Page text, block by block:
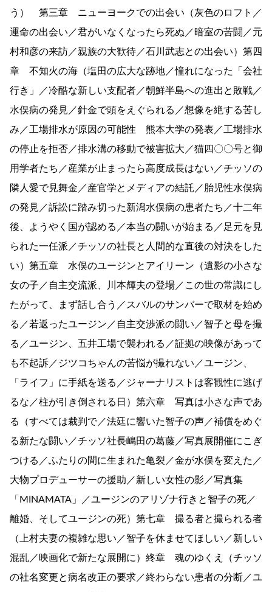
う） 第三章 ニューヨークでの出会い（灰色のロフト／
運命の出会い／君がいなくなったら死ぬ／暗室の苦闘／元
村和彦の来訪／親族の大歓待／石川武志との出会い）第四
章 不知火の海（塩田の広大な跡地／憧れになった「会社
行き」／冷酷な新しい支配者／朝鮮半島への進出と敗戦／
水俣病の発見／針金で頭をえぐられる／想像を絶する苦し
み／工場排水が原因の可能性 熊本大学の発表／工場排水
の停止を拒否／排水溝の移動で被害拡大／猫四〇〇号と御
用学者たち／産業が止まったら高度成長はない／チッソの
隣人愛で見舞金／産官学とメディアの結託／胎児性水俣病
の発見／訴訟に踏み切った新潟水俣病の患者たち／十二年
後、ようやく国が認める／本当の闘いが始まる／足元を見
られた一任派／チッソの社長と人間的な直後の対決をした
い）第五章 水俣のユージンとアイリーン（遺影の小さな
女の子／自主交流派、川本輝夫の登場／この世の常識にし
たがって、まず話し合う／スバルのサンバーで取材を始め
る／若返ったユージン／自主交渉派の闘い／智子と母を撮
る／ユージン、五井工場で襲われる／証拠の映像があって
も不起訴／ジツコちゃんの苦悩が撮れない／ユージン、
「ライフ」に手紙を送る／ジャーナリストは客観性に逃げ
るな／柱が引き倒される日）第六章 写真は小さな声であ
る（すべては裁判で／法廷に響いた智子の声／補償をめぐ
る新たな闘い／チッソ社長嶋田の葛藤／写真展開催にこぎ
つける／ふたりの間に生まれた亀裂／金が水俣を変えた／
大物プロデューサーの援助／新しい女性の影／写真集
「MINAMATA」／ユージンのアリゾナ行きと智子の死／
離婚、そしてユージンの死）第七章 撮る者と撮られる者
（上村夫妻の複雑な思い／智子を休ませてほしい／新しい
混乱／映画化で新たな展開に）終章 魂のゆくえ（チッソ
の社名変更と病名改正の要求／終わらない患者の分断／ユ